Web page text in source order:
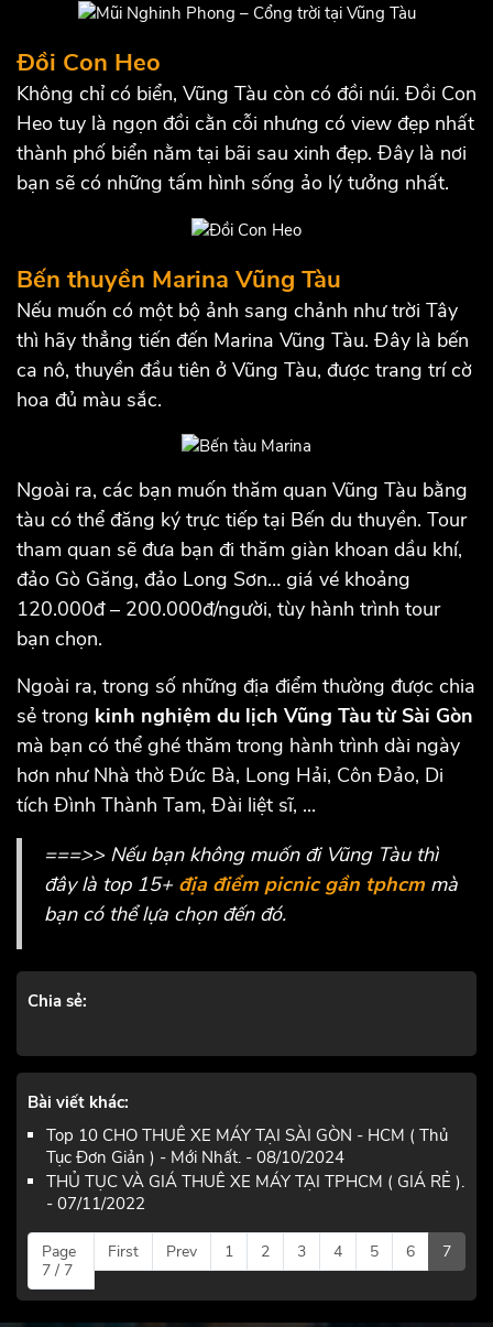
Đồi Con Heo
Không chỉ có biển, Vũng Tàu còn có đồi núi. Đồi Con
Heo tuy là ngọn đồi cằn cỗi nhưng có view đẹp nhất
thành phố biển nằm tại bãi sau xinh đẹp. Đây là nơi
bạn sẽ có những tấm hình sống ảo lý tưởng nhất.
Bến thuyền Marina Vũng Tàu
Nếu muốn có một bộ ảnh sang chảnh như trời Tây
thì hãy thẳng tiến đến Marina Vũng Tàu. Đây là bến
ca nô, thuyền đầu tiên ở Vũng Tàu, được trang trí cờ
hoa đủ màu sắc.
Ngoài ra, các bạn muốn thăm quan Vũng Tàu bằng
tàu có thể đăng ký trực tiếp tại Bến du thuyền. Tour
tham quan sẽ đưa bạn đi thăm giàn khoan dầu khí,
đảo Gò Găng, đảo Long Sơn… giá vé khoảng
120.000đ – 200.000đ/người, tùy hành trình tour
bạn chọn.
Ngoài ra, trong số những địa điểm thường được chia
sẻ trong kinh nghiệm du lịch Vũng Tàu từ Sài Gòn
mà bạn có thể ghé thăm trong hành trình dài ngày
hơn như Nhà thờ Đức Bà, Long Hải, Côn Đảo, Di
tích Đình Thành Tam, Đài liệt sĩ, ...
===>> Nếu bạn không muốn đi Vũng Tàu thì
đây là top 15+ địa điểm picnic gần tphcm mà
bạn có thể lựa chọn đến đó.
Chia sẻ:
Bài viết khác:
Top 10 CHO THUÊ XE MÁY TẠI SÀI GÒN - HCM ( Thủ
Tục Đơn Giản ) - Mới Nhất. - 08/10/2024
THỦ TỤC VÀ GIÁ THUÊ XE MÁY TẠI TPHCM ( GIÁ RẺ ).
- 07/11/2022
Page
7 / 7
First Prev 1 2 3 4 5 6 7